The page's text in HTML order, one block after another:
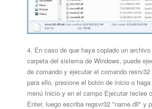
4. En caso de que haya copiado un
carpeta del sistema de Windows, puede
de comando y ejecutar el comando
para ello, presione el botón de inicio o
menú Inicio y en el campo Ejecutar teclee
Enter, luego escriba regsvr32 "name.dll" y